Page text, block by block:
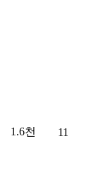
1.6천 11